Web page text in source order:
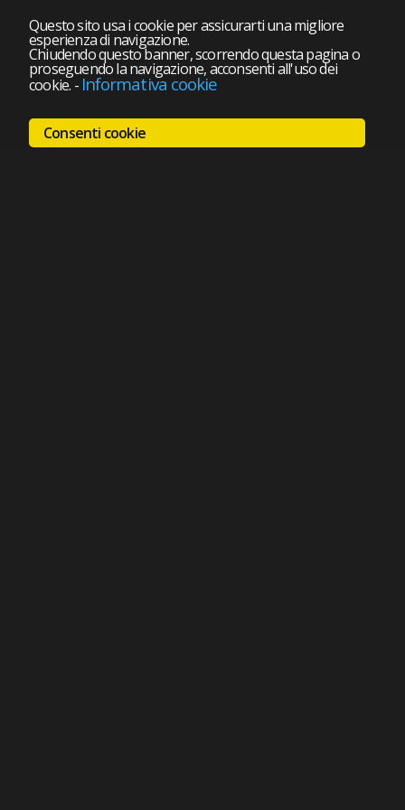
Questo sito usa i cookie per assicurarti una migliore
esperienza di navigazione.
Chiudendo questo banner, scorrendo questa pagina o
proseguendo la navigazione, acconsenti all'uso dei
cookie. - Informativa cookie
Consenti cookie